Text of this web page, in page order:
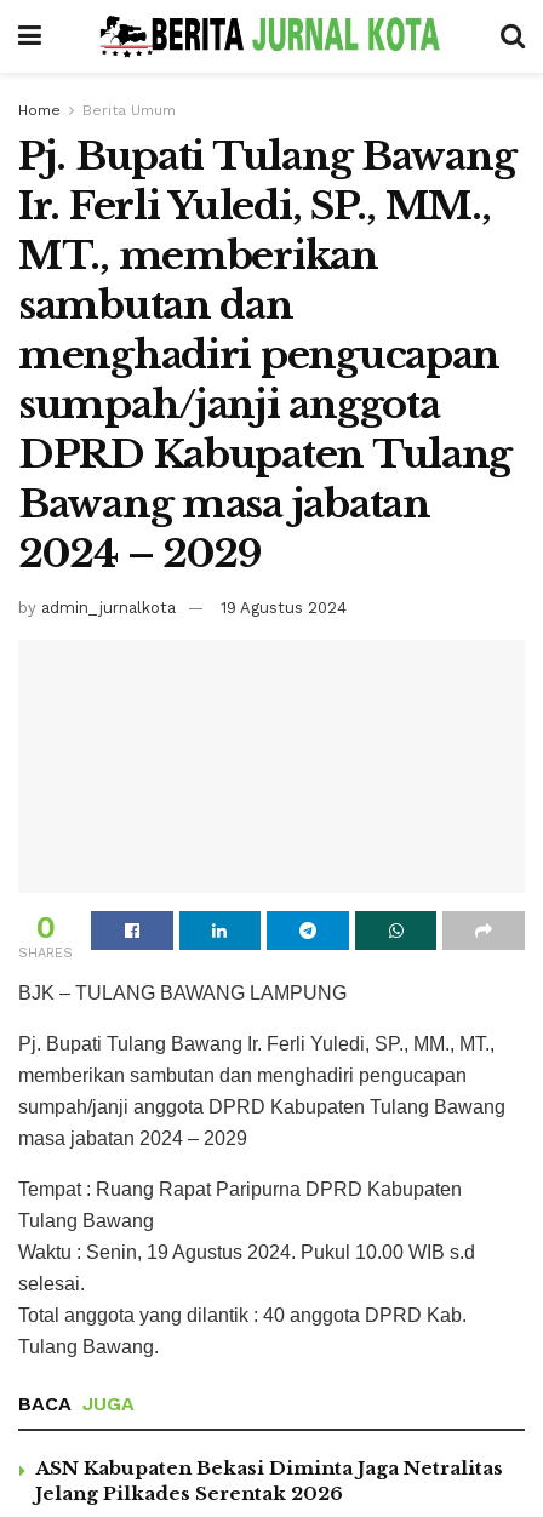
Home Berita Umum
Pj. Bupati Tulang Bawang
Ir. Ferli Yuledi, SP., MM.,
MT., memberikan
sambutan dan
menghadiri pengucapan
sumpah/janji anggota
DPRD Kabupaten Tulang
Bawang masa jabatan
2024 – 2029
by admin_jurnalkota 19 Agustus 2024
0
SHARES
BJK – TULANG BAWANG LAMPUNG
Pj. Bupati Tulang Bawang Ir. Ferli Yuledi, SP., MM., MT.,
memberikan sambutan dan menghadiri pengucapan
sumpah/janji anggota DPRD Kabupaten Tulang Bawang
masa jabatan 2024 – 2029
Tempat : Ruang Rapat Paripurna DPRD Kabupaten
Tulang Bawang
Waktu : Senin, 19 Agustus 2024. Pukul 10.00 WIB s.d
selesai.
Total anggota yang dilantik : 40 anggota DPRD Kab.
Tulang Bawang.
BACA JUGA
ASN Kabupaten Bekasi Diminta Jaga Netralitas
Jelang Pilkades Serentak 2026